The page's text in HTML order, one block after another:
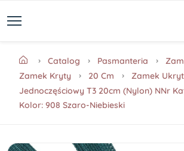
Catalog Pasmanteria
Zamek Kryty
20 Cm
Zamek
Jednoczęściowy T3 20cm (Nylon) NNr
Kolor: 908 Szaro-Niebieski